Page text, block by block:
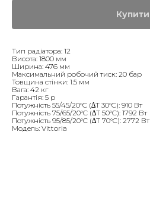
Купити
Тип радіатора: 12
Висота: 1800 мм
Ширина: 476 мм
Максимальний робочий тиск: 20 бар
Товщина стінки: 1.5 мм
Вага: 42 кг
Гарантія: 5 р
Потужність 55/45/20°C (∆T 30°C): 910 Вт
Потужність 75/65/20°C (∆T 50°C): 1792 Вт
Потужність 95/85/20°C (∆T 70°C): 2772 Вт
Модель: Vittoria